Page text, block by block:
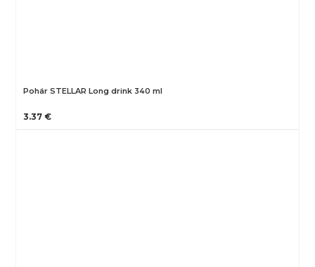
Pohár STELLAR Long drink 340 ml
3.37 €